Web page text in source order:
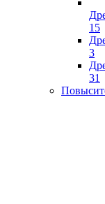
15
3
31